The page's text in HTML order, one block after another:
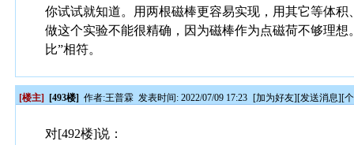
你试试就知道。用两根磁棒更容易实现，用其它等体
做这个实验不能很精确，因为磁棒作为点磁荷不够理
比”相符。
[楼主] [493楼] 作者:王普霖 发表时间: 2022/07/09 17:23 [加为好友][发送消息][
对[492楼]说：